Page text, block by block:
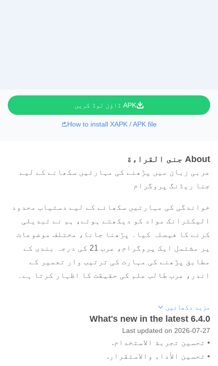
APK ڈاؤن لوڈ کریں
How to install XAPK / APK file
About جنى القراءة
عربی زبان میں پڑھنے کی مہارتیں سکھانے کے لیے
جنا ریڈنگ پروگرام
خواندگی کی مہارتیں سکھانے کے لیے دستیاب محدود
الیکٹرانک مواد کو دیکھتے ہوئے، ہم نے تبدیلی
کرنے کا فیصلہ کیا۔ پڑھنا جانا، مختلف موضوعات
پر مشتمل ایک پروگرام، عرب 21 کی درجہ بندی کے
مطابق پڑھنے کی مہارت کی ترتیب وار تعمیر کے
اندر، عرب طالب علم کی حقیقت کا اظہار کرتا ہے۔
طلباء کو ہر طالب علم کے انفرادی اختلافات کو ایک
پرلطف انداز میں ذہن میں رکھ کر پڑھانا سکھانا جو
مدنظر رکھتا ہے۔
مزید دکھائیں
What's new in the latest 6.4.0
Last updated on 2026-07-27
• تحسين تجربة الاستخدام.
• تحسين الأداء والاستقرار.